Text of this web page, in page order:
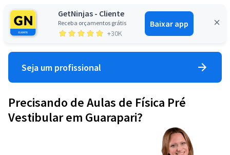
GetNinjas - Cliente
Receba orçamentos grátis
+30K
Baixar app
Entrar
Seja um profissional
Precisando de Aulas de Física Pré
Vestibular em Guarapari?